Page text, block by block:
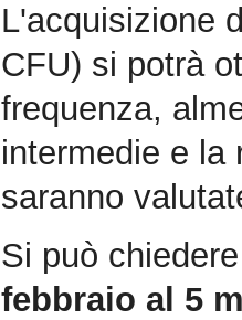
L'acquisizione
CFU) si potrà
frequenza,
intermedie e la
saranno
Si può
febbraio al 5